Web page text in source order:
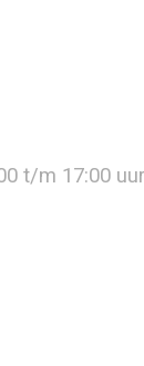
t/m 17:00 uur